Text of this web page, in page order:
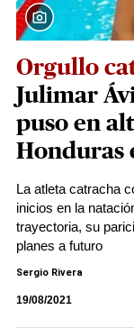
Orgullo
Julimar
puso en
Honduras
La atleta catracha
inicios en la
trayectoria, su
planes a futuro
Sergio Rivera
19/08/2021